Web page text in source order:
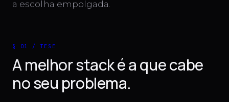
a escolha empolgada.
§ 01 / TESE
A melhor stack é a que cabe
no seu problema.